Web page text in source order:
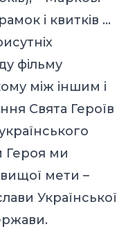
і квитків …
фільму
між іншим і
Свята Героїв
Героя ми
мети –
Української